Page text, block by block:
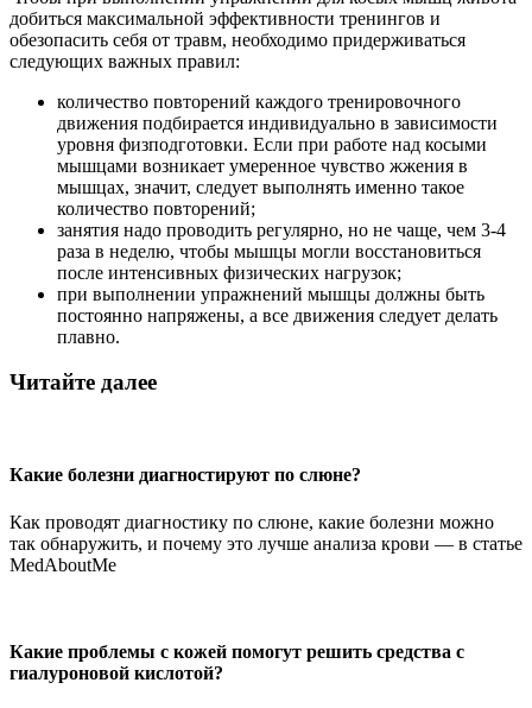
добиться максимальной эффективности тренингов и
обезопасить себя от травм, необходимо придерживаться
следующих важных правил:
количество повторений каждого тренировочного
движения подбирается индивидуально в зависимости
уровня физподготовки. Если при работе над косыми
мышцами возникает умеренное чувство жжения в
мышцах, значит, следует выполнять именно такое
количество повторений;
занятия надо проводить регулярно, но не чаще, чем 3-4
раза в неделю, чтобы мышцы могли восстановиться
после интенсивных физических нагрузок;
при выполнении упражнений мышцы должны быть
постоянно напряжены, а все движения следует делать
плавно.
Читайте далее
Какие болезни диагностируют по слюне?
Как проводят диагностику по слюне, какие болезни можно
так обнаружить, и почему это лучше анализа крови — в статье
MedAboutMe
Какие проблемы с кожей помогут решить средства с
гиалуроновой кислотой?